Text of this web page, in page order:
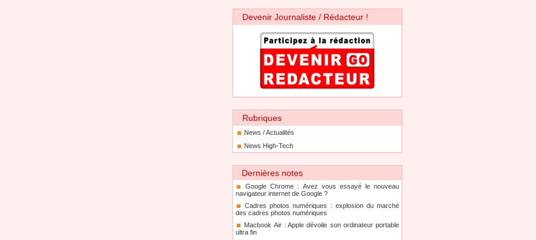
Devenir Journaliste / Rédacteur !
Rubriques
News / Actualités
News High-Tech
Dernières notes
Google Chrome : Avez vous essayé le nouveau
navigateur internet de Google ?
Cadres photos numériques : explosion du marché
des cadres photos numériques
Macbook Air : Apple dévoile son ordinateur portable
ultra fin